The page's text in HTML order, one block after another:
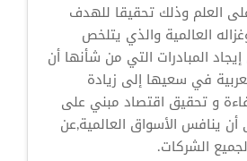
العلم وذلك تحقيقا للهدف
العالمية والذي يتلخص
المبادرات التي من شأنها أن
في سعيها إلى زيادة
و تحقيق اقتصاد مبني على
أن ينافس الأسواق العالمية,عن
الشركات.